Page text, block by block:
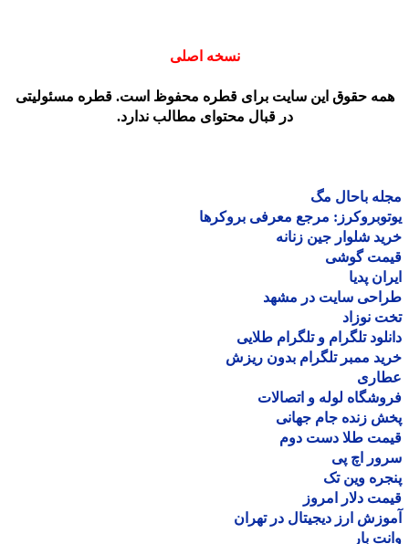
نسخه اصلی
حقوق این سایت برای قطره محفوظ است. قطره مسئولیتی
در قبال محتوای مطالب ندارد.
باحال مگ
مرجع معرفی بروکرها
شلوار جین زنانه
گوشی
پدیا
سایت در مشهد
نوزاد
تلگرام و تلگرام طلایی
ممبر تلگرام بدون ریزش
لوله و اتصالات
زنده جام جهانی
طلا دست دوم
اچ پی
وین تک
دلار امروز
ارز دیجیتال در تهران
بار